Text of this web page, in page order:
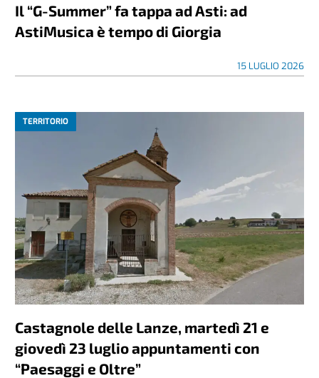
Il “G-Summer” fa tappa ad Asti: ad
AstiMusica è tempo di Giorgia
15 LUGLIO 2026
TERRITORIO
Castagnole delle Lanze, martedì 21 e
giovedì 23 luglio appuntamenti con
“Paesaggi e Oltre”